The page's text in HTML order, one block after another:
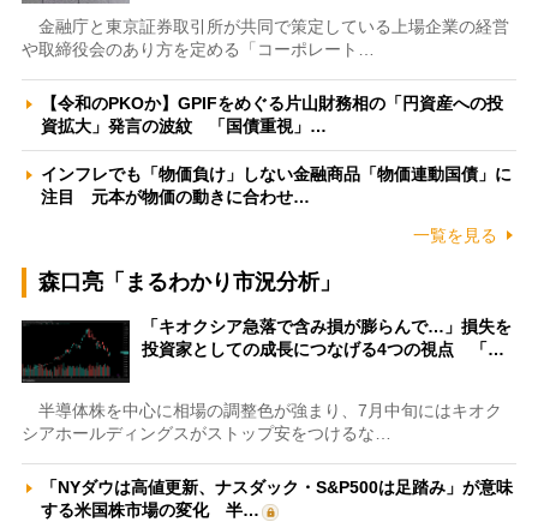
金融庁と東京証券取引所が共同で策定している上場企業の経営
や取締役会のあり方を定める「コーポレート…
【令和のPKOか】GPIFをめぐる片山財務相の「円資産への投
資拡大」発言の波紋 「国債重視」…
インフレでも「物価負け」しない金融商品「物価連動国債」に
注目 元本が物価の動きに合わせ…
一覧を見る
森口亮「まるわかり市況分析」
「キオクシア急落で含み損が膨らんで…」損失を
投資家としての成長につなげる4つの視点 「…
半導体株を中心に相場の調整色が強まり、7月中旬にはキオク
シアホールディングスがストップ安をつけるな…
「NYダウは高値更新、ナスダック・S&P500は足踏み」が意味
する米国株市場の変化 半…